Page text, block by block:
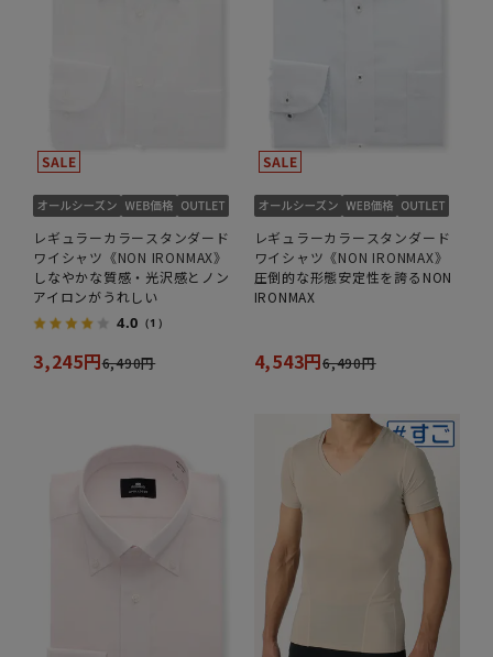
レギュラーカラースタンダード
ワイシャツ《NON IRONMAX》
しなやかな質感・光沢感とノン
アイロンがうれしい
4.0 （1）
3,245円6,490円
レギュラーカラースタンダード
ワイシャツ《NON IRONMAX》
圧倒的な形態安定性を誇るNON
IRONMAX
4,543円6,490円